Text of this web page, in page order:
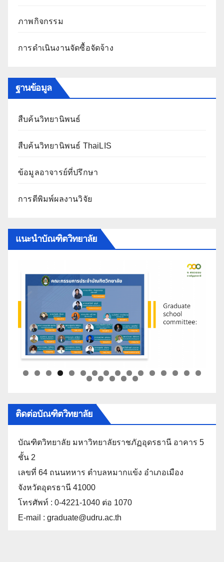
ภาพกิจกรรม
การดำเนินงานจัดซื้อจัดจ้าง
ฐานข้อมูล
สืบค้นวิทยานิพนธ์
สืบค้นวิทยานิพนธ์ ThaiLIS
ข้อมูลอาจารย์ที่ปรึกษา
การตีพิมพ์ผลงานวิจัย
แนะนำบัณฑิตวิทยาลัย
ติดต่อบัณฑิตวิทยาลัย
บัณฑิตวิทยาลัย มหาวิทยาลัยราชภัฏอุดรธานี อาคาร 5
ชั้น 2
เลขที่ 64 ถนนทหาร ตำบลหมากแข้ง อำเภอเมือง
จังหวัดอุดรธานี 41000
โทรศัพท์ : 0-4221-1040 ต่อ 1070
E-mail : graduate@udru.ac.th